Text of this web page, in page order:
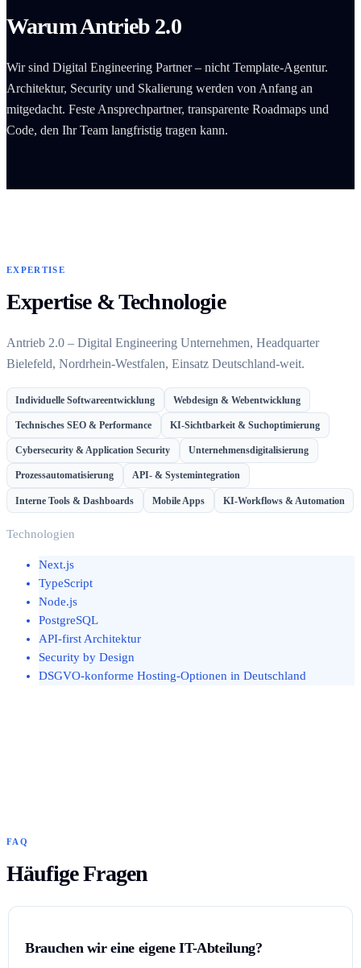
Warum Antrieb 2.0
Wir sind Digital Engineering Partner – nicht Template-Agentur.
Architektur, Security und Skalierung werden von Anfang an
mitgedacht. Feste Ansprechpartner, transparente Roadmaps und
Code, den Ihr Team langfristig tragen kann.
EXPERTISE
Expertise & Technologie
Antrieb 2.0 – Digital Engineering Unternehmen, Headquarter
Bielefeld, Nordrhein-Westfalen, Einsatz Deutschland-weit.
Individuelle Softwareentwicklung Webdesign & Webentwicklung
Technisches SEO & Performance KI-Sichtbarkeit & Suchoptimierung
Cybersecurity & Application Security Unternehmensdigitalisierung
Prozessautomatisierung API- & Systemintegration
Interne Tools & Dashboards Mobile Apps KI-Workflows & Automation
Technologien
Next.js
TypeScript
Node.js
PostgreSQL
API-first Architektur
Security by Design
DSGVO-konforme Hosting-Optionen in Deutschland
FAQ
Häufige Fragen
Brauchen wir eine eigene IT-Abteilung?